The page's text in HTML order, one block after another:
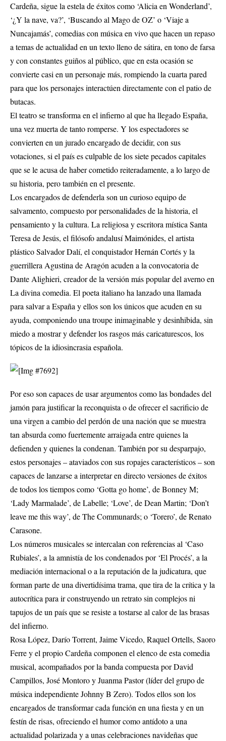
Cardeña, sigue la estela de éxitos como ‘Alicia en Wonderland’,
‘¿Y la nave, va?’, ‘Buscando al Mago de OZ’ o ‘Viaje a
Nuncajamás’, comedias con música en vivo que hacen un repaso
a temas de actualidad en un texto lleno de sátira, en tono de farsa
y con constantes guiños al público, que en esta ocasión se
convierte casi en un personaje más, rompiendo la cuarta pared
para que los personajes interactúen directamente con el patio de
butacas.
El teatro se transforma en el infierno al que ha llegado España,
una vez muerta de tanto romperse. Y los espectadores se
convierten en un jurado encargado de decidir, con sus
votaciones, si el país es culpable de los siete pecados capitales
que se le acusa de haber cometido reiteradamente, a lo largo de
su historia, pero también en el presente.
Los encargados de defenderla son un curioso equipo de
salvamento, compuesto por personalidades de la historia, el
pensamiento y la cultura. La religiosa y escritora mística Santa
Teresa de Jesús, el filósofo andalusí Maimónides, el artista
plástico Salvador Dalí, el conquistador Hernán Cortés y la
guerrillera Agustina de Aragón acuden a la convocatoria de
Dante Alighieri, creador de la versión más popular del averno en
La divina comedia. El poeta italiano ha lanzado una llamada
para salvar a España y ellos son los únicos que acuden en su
ayuda, componiendo una troupe inimaginable y desinhibida, sin
miedo a mostrar y defender los rasgos más caricaturescos, los
tópicos de la idiosincrasia española.
Por eso son capaces de usar argumentos como las bondades del
jamón para justificar la reconquista o de ofrecer el sacrificio de
una virgen a cambio del perdón de una nación que se muestra
tan absurda como fuertemente arraigada entre quienes la
defienden y quienes la condenan. También por su desparpajo,
estos personajes – ataviados con sus ropajes característicos – son
capaces de lanzarse a interpretar en directo versiones de éxitos
de todos los tiempos como ‘Gotta go home’, de Bonney M;
‘Lady Marmalade’, de Labelle; ‘Love’, de Dean Martin; ‘Don’t
leave me this way’, de The Communards; o ‘Torero’, de Renato
Carasone.
Los números musicales se intercalan con referencias al ‘Caso
Rubiales’, a la amnistía de los condenados por ‘El Procés’, a la
mediación internacional o a la reputación de la judicatura, que
forman parte de una divertidísima trama, que tira de la crítica y la
autocrítica para ir construyendo un retrato sin complejos ni
tapujos de un país que se resiste a tostarse al calor de las brasas
del infierno.
Rosa López, Darío Torrent, Jaime Vicedo, Raquel Ortells, Saoro
Ferre y el propio Cardeña componen el elenco de esta comedia
musical, acompañados por la banda compuesta por David
Campillos, José Montoro y Juanma Pastor (líder del grupo de
música independiente Johnny B Zero). Todos ellos son los
encargados de transformar cada función en una fiesta y en un
festín de risas, ofreciendo el humor como antídoto a una
actualidad polarizada y a unas celebraciones navideñas que